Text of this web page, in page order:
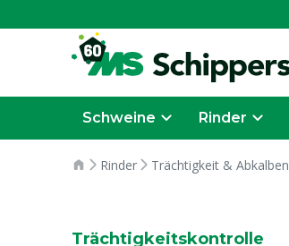
Schweine Rinder
Rinder Trächtigkeit & Abkalben
Trächtigkeitskontrolle